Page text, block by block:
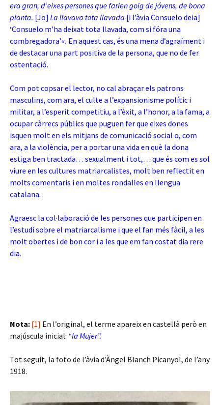
era gran, d’eixes persones que farien goig de jóvens, de bona
planta. [Jo] La llavava tota llavada [i l’àvia Consuelo deia]
‘Consuelo m’ha deixat tota llavada, com si fóra una
combregadora’«. En aquest cas, és una mena d’agraïment i
de destacar una part positiva de la persona, que no de fer
ostentació.
Com pot copsar el lector, no cal abraçar els patrons
masculins, com ara, el culte a l’expansionisme polític i
militar, a l’esperit competitiu, a l’èxit, a l’honor, a la fama, a
ocupar càrrecs públics que puguen fer que eixes dones
isquen molt en els mitjans de comunicació social o, com
ara, a la violència, per a portar una vida en què la dona
estiga ben tractada… sexualment i tot,… que és com es sol
viure en les cultures matriarcalistes, molt ben reflectit en
molts comentaris i en moltes rondalles en llengua
catalana.
Agraesc la col·laboració de les persones que participen en
l’estudi sobre el matriarcalisme i que el fan més fàcil, a les
molt obertes i de bon cor i a les que em fan costat dia rere
dia.
Nota: [1] En l’original, el terme apareix en castellà però en
majúscula inicial: “la Mujer”.
Tot seguit, la foto de l’àvia d’Àngel Blanch Picanyol, de l’any
1918.